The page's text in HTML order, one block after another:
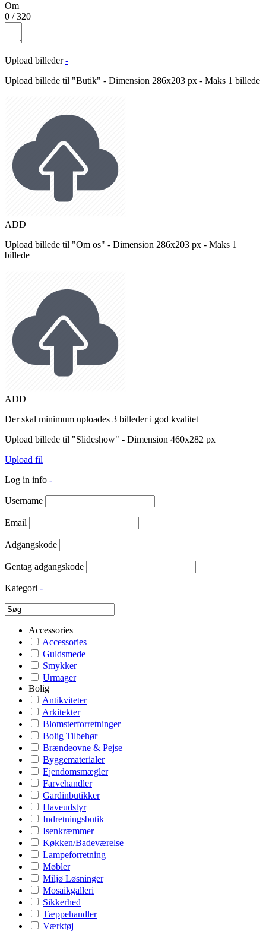
Om
0 /320
Upload billeder -
Upload billede til "Butik" - Dimension 286x203 px - Maks 1 billede
ADD
Upload billede til "Om os" - Dimension 286x203 px - Maks 1
billede
ADD
Der skal minimum uploades 3 billeder i god kvalitet
Upload billede til "Slideshow" - Dimension 460x282 px
Upload fil
Log in info -
Username
Email
Adgangskode
Gentag adgangskode
Kategori -
Accessories
Accessories
Guldsmede
Smykker
Urmager
Bolig
Antikviteter
Arkitekter
Blomsterforretninger
Bolig Tilbehør
Brændeovne & Pejse
Byggematerialer
Ejendomsmægler
Farvehandler
Gardinbutikker
Haveudstyr
Indretningsbutik
Isenkræmmer
Køkken/Badeværelse
Lampeforretning
Møbler
Miljø Løsninger
Mosaikgalleri
Sikkerhed
Tæppehandler
Værktøj